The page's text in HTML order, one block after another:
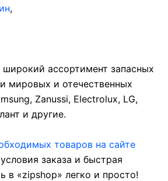
,
широкий ассортимент запасных
мировых и отечественных
Zanussi, Electrolux, LG,
и другие.
товаров на сайте
заказа и быстрая
в «zipshop» легко и просто!